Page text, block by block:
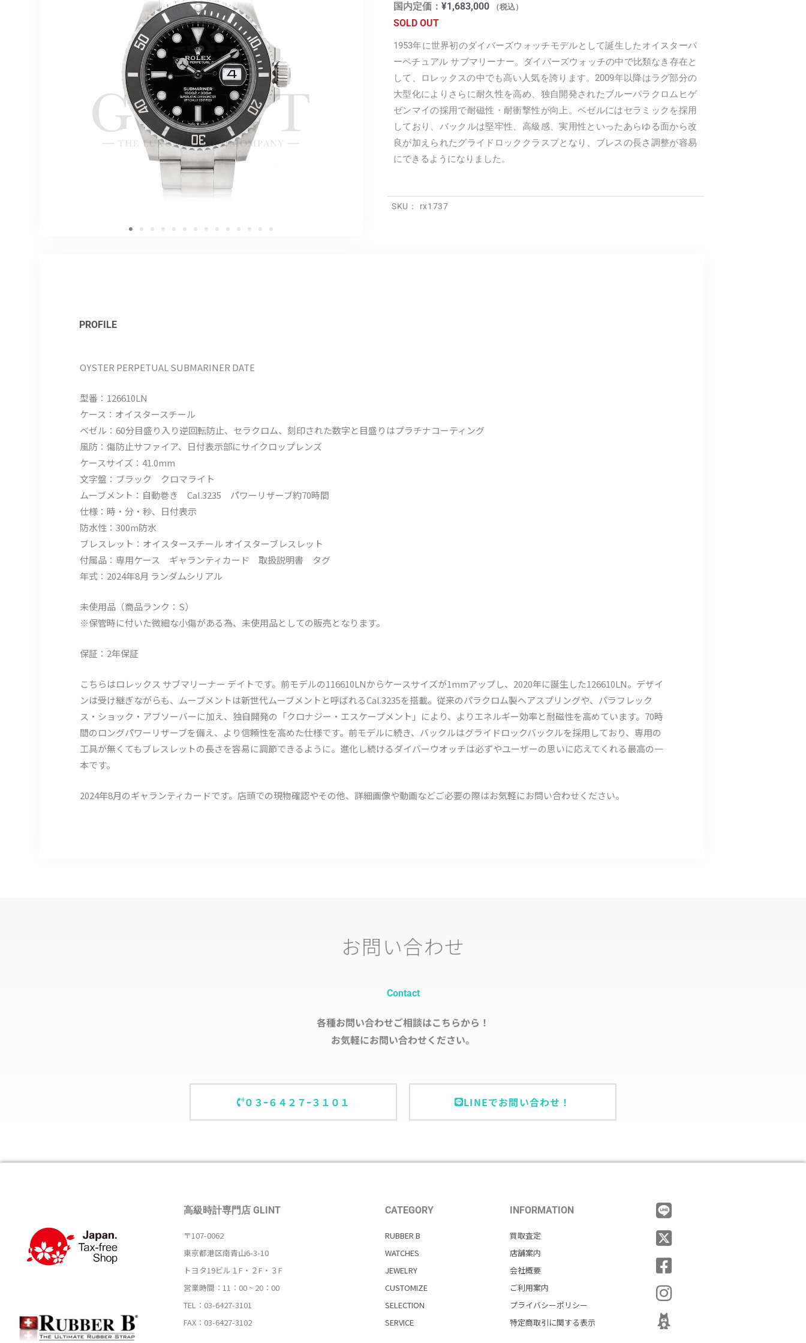
国内定価： ¥1,683,000 （税込）
SOLD OUT
1953年に世界初のダイバーズウォッチモデルとして誕生したオイスターパ
ーペチュアル サブマリーナー。ダイバーズウォッチの中で比類なき存在と
して、ロレックスの中でも高い人気を誇ります。2009年以降はラグ部分の
大型化によりさらに耐久性を高め、独自開発されたブルーパラクロムヒゲ
ゼンマイの採用で耐磁性・耐衝撃性が向上。ベゼルにはセラミックを採用
しており、バックルは堅牢性、高級感、実用性といったあらゆる面から改
良が加えられたグライドロッククラスプとなり、ブレスの長さ調整が容易
にできるようになりました。
SKU： rx1737
PROFILE
OYSTER PERPETUAL SUBMARINER DATE
型番：126610LN
ケース：オイスタースチール
ベゼル：60分目盛り入り逆回転防止、セラクロム、刻印された数字と目盛りはプラチナコーティング
風防：傷防止サファイア、日付表示部にサイクロップレンズ
ケースサイズ：41.0mm
文字盤：ブラック クロマライト
ムーブメント：自動巻き Cal.3235 パワーリザーブ約70時間
仕様：時・分・秒、日付表示
防水性：300m防水
ブレスレット：オイスタースチール オイスターブレスレット
付属品：専用ケース ギャランティカード 取扱説明書 タグ
年式：2024年8月 ランダムシリアル
未使用品（商品ランク：S）
※保管時に付いた微細な小傷がある為、未使用品としての販売となります。
保証：2年保証
こちらはロレックス サブマリーナー デイトです。前モデルの116610LNからケースサイズが1mmアップし、2020年に誕生した126610LN。デザイ
ンは受け継ぎながらも、ムーブメントは新世代ムーブメントと呼ばれるCal.3235を搭載。従来のパラクロム製ヘアスプリングや、パラフレック
ス・ショック・アブソーバーに加え、独自開発の「クロナジー・エスケープメント」により、よりエネルギー効率と耐磁性を高めています。70時
間のロングパワーリザーブを備え、より信頼性を高めた仕様です。前モデルに続き、バックルはグライドロックバックルを採用しており、専用の
工具が無くてもブレスレットの長さを容易に調節できるように。進化し続けるダイバーウオッチは必ずやユーザーの思いに応えてくれる最高の一
本です。
2024年8月のギャランティカードです。店頭での現物確認やその他、詳細画像や動画などご必要の際はお気軽にお問い合わせください。
お問い合わせ
Contact
各種お問い合わせご相談はこちらから！
お気軽にお問い合わせください。
０３ｰ６４２７ｰ３１０１ LINEでお問い合わせ！
高級時計専門店 GLINT
〒107-0062
東京都港区南青山6-3-10
トヨタ19ビル１F・２F・３F
営業時間：11：00 ~ 20：00
TEL：03-6427-3101
FAX：03-6427-3102
CATEGORY
RUBBER B
WATCHES
JEWELRY
CUSTOMIZE
SELECTION
SERVICE
INFORMATION
買取査定
店舗案内
会社概要
ご利用案内
プライバシーポリシー
特定商取引に関する表示